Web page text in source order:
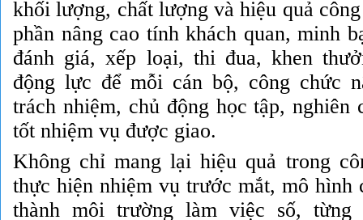
khối lượng, chất lượng và hiệu quả
phần nâng cao tính khách quan, minh
đánh giá, xếp loại, thi đua, khen
động lực để mỗi cán bộ, công chức
trách nhiệm, chủ động học tập, nghiên
tốt nhiệm vụ được giao.
Không chỉ mang lại hiệu quả trong
thực hiện nhiệm vụ trước mắt, mô hình
thành môi trường làm việc số, từng